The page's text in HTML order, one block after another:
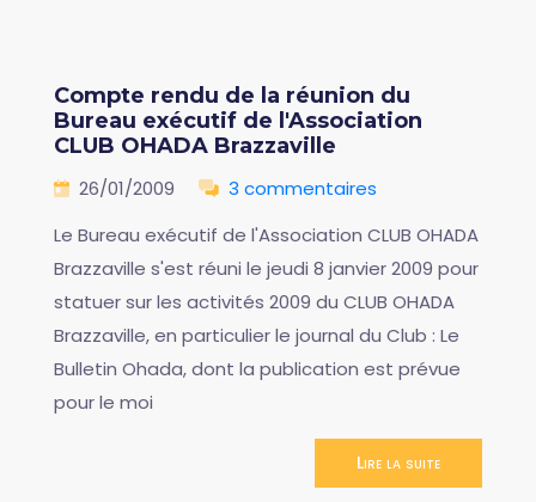
Compte rendu de la réunion du
Bureau exécutif de l'Association
CLUB OHADA Brazzaville
26/01/2009
3 commentaires
Le Bureau exécutif de l'Association CLUB OHADA
Brazzaville s'est réuni le jeudi 8 janvier 2009 pour
statuer sur les activités 2009 du CLUB OHADA
Brazzaville, en particulier le journal du Club : Le
Bulletin Ohada, dont la publication est prévue
pour le moi
Lire la suite